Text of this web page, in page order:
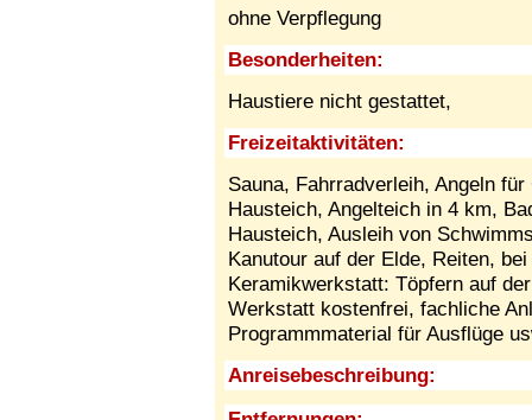
ohne Verpflegung
Besonderheiten:
Haustiere nicht gestattet,
Freizeitaktivitäten:
Sauna, Fahrradverleih, Angeln
Hausteich, Angelteich in 4 km,
Hausteich, Ausleih von
Kanutour auf der Elde, Reiten,
Keramikwerkstatt: Töpfern auf
Werkstatt kostenfrei, fachliche
Programmmaterial für Ausflüge
Anreisebeschreibung: